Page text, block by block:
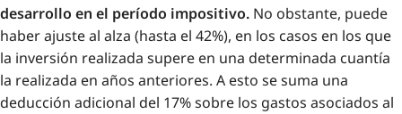
desarrollo en el período impositivo. No obstante, puede
haber ajuste al alza (hasta el 42%), en los casos en los que
la inversión realizada supere en una determinada cuantía
la realizada en años anteriores. A esto se suma una
deducción adicional del 17% sobre los gastos asociados al